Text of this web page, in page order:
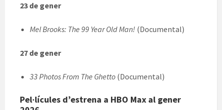
23 de gener
Mel Brooks: The 99 Year Old Man! (Documental)
27 de gener
33 Photos From The Ghetto (Documental)
Pel·lícules d’estrena a HBO Max al gener